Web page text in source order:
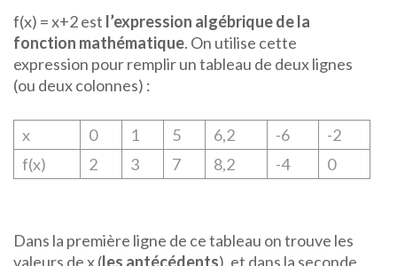
f(x) = x+2 est l’expression algébrique de la
fonction mathématique. On utilise cette
expression pour remplir un tableau de deux lignes
(ou deux colonnes) :
x 0 1 5 6,2 -6
-2
f(x)
2 3 7 8,2 -4 0
Dans la première ligne de ce tableau on trouve les
valeurs de x (les antécédents), et dans la seconde